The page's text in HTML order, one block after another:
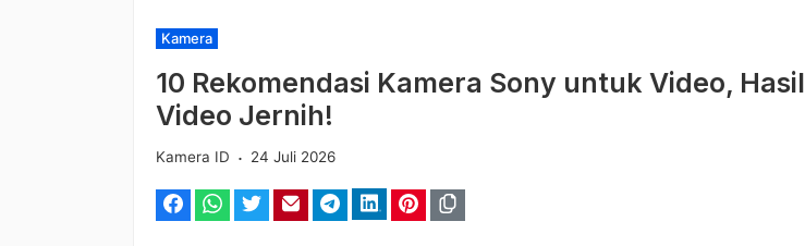
Kategori
Kamera
10 Rekomendasi Kamera Sony untuk Video, Hasil
Video Jernih!
Kamera ID . 24 Juli 2026